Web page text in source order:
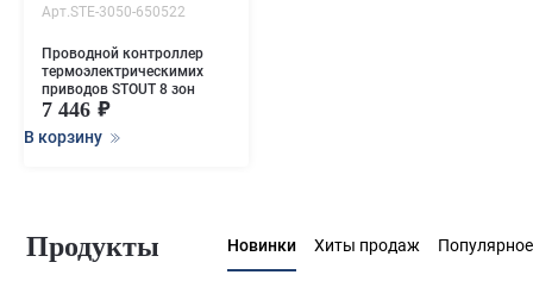
Арт.STE-3050-650522
Проводной контроллер
термоэлектрическимих
приводов STOUT 8 зон
7 446
В корзину
Продукты Новинки Хиты продаж Популярное